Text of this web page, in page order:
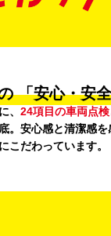
「安心・安
、 24項目の車両点検
。安心感と清潔感
こだわっています。